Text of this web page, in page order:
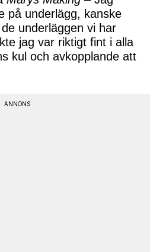
på underlägg, kanske
underläggen vi har
jag var riktigt fint i alla
kul och avkopplande att